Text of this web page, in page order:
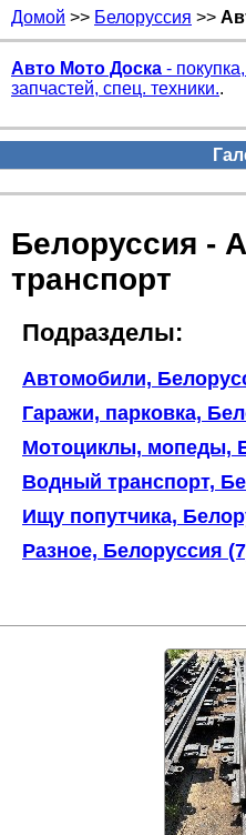
Домой >> Белоруссия >>
Авто Мото Доска -
запчастей, спец. техники..
Белоруссия -
транспорт
Подразделы:
Автомобили,
Гаражи, парковка,
Мотоциклы, мопеды,
Водный транспорт,
Ищу попутчика,
Разное, Белоруссия